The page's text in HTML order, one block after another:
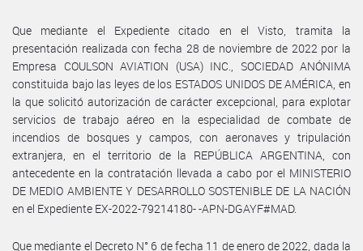
Que mediante el Expediente citado en el Visto, tramita la
presentación realizada con fecha 28 de noviembre de 2022 por la
Empresa COULSON AVIATION (USA) INC., SOCIEDAD ANÓNIMA
constituida bajo las leyes de los ESTADOS UNIDOS DE AMÉRICA, en
la que solicitó autorización de carácter excepcional, para explotar
servicios de trabajo aéreo en la especialidad de combate de
incendios de bosques y campos, con aeronaves y tripulación
extranjera, en el territorio de la REPÚBLICA ARGENTINA, con
antecedente en la contratación llevada a cabo por el MINISTERIO
DE MEDIO AMBIENTE Y DESARROLLO SOSTENIBLE DE LA NACIÓN
en el Expediente EX-2022-79214180- -APN-DGAYF#MAD.
Que mediante el Decreto N° 6 de fecha 11 de enero de 2022, dada la